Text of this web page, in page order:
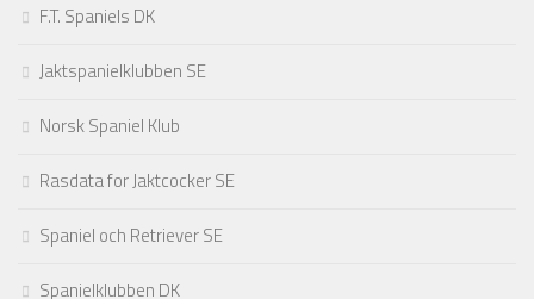
F.T. Spaniels DK
Jaktspanielklubben SE
Norsk Spaniel Klub
Rasdata for Jaktcocker SE
Spaniel och Retriever SE
Spanielklubben DK